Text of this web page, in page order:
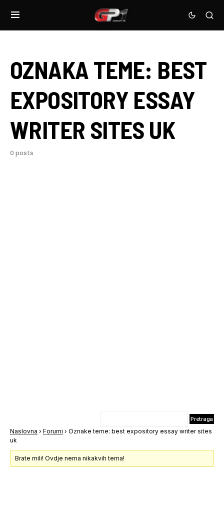
OZNAKA TEME: BEST
EXPOSITORY ESSAY
WRITER SITES UK
0 posts
Naslovna › Forumi › Oznake teme: best expository essay writer sites
uk
Brate mili! Ovdje nema nikakvih tema!